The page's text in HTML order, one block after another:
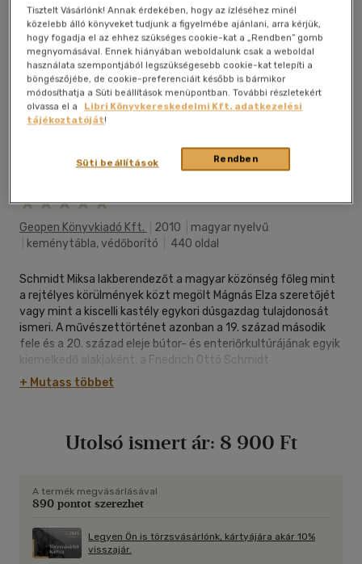
Kívánságlistához adom Megosztom
Geopen Könyvkiadó Kft. 2010
magyar nyelvű
keménytábla, védőborító 440 oldal
Schmidt Miksa lakberendezőt a magyar közönség főleg mint
a rejtélyes körülmények közt megölt Mágnás Elza szeretőjét
vagy mint a kiscelli kastély egykori dúsgazdag tulajdonosát
ismeri. A művészettörténet azonban a 19. század második
fele és a 20. század eleje bútor- és enteriőrkultúrájának egyik
kiemelkedő alakjaként, a Fnedrich Ottó Schmidt
lakberendezőház vezetőjeként tartja számon. Az Osztrák-
Magyar Monarchia egyik legjelentősebb enteriőrművészeti
Schmidt & Sugg céget. Alapvetően kárpitos-dekoratőrként
második generációja a századforduló sokszínű iparművészeti
közéletének fontos szereplője volt. E cég kivitelezte Adolf
ők rendezték be a Secession épületét Bécsben. Szoros
kapcsolatban álltak Európa legnevesebb iparművészeivel
+ Mutass többet
Utolsó ismert ár: 8 900 Ft
A termék megvásárlásával
890 pontot szerezhet
Legyen Ön is törzsvásárlónk, kártyájára akár 10%
visszajár.
Tisztelt Vásárlónk! Annak érdekében, hogy az ízléséhez minél
közelebb álló könyveket tudjunk a figyelmébe ajánlani, arra kérjük,
hogy fogadja el az ehhez szükséges cookie-kat a „Rendben” gomb
megnyomásával. Ennek hiányában weboldalunk csak a weboldal
használata szempontjából legszükségesebb cookie-kat telepíti a
böngészőjébe, de cookie-preferenciáit később is bármikor
módosíthatja a Süti beállítások menüpontban. További részletekért
olvassa el a
Libri Könyvkereskedelmi Kft. adatkezelési
tájékoztatóját!
Rendben
Süti beállítások